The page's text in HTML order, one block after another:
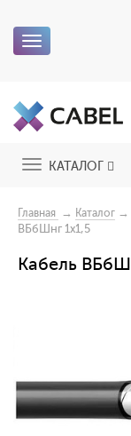
Toggle
ToggleКАТАЛОГ
Главная → Каталог →
ВБбШнг 1x1,5
Кабель